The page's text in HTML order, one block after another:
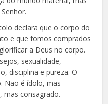
declara que o corpo do
e que fomos comprados
a Deus no corpo.
sexualidade,
disciplina e pureza. O
Não é ídolo, mas
mas consagrado.